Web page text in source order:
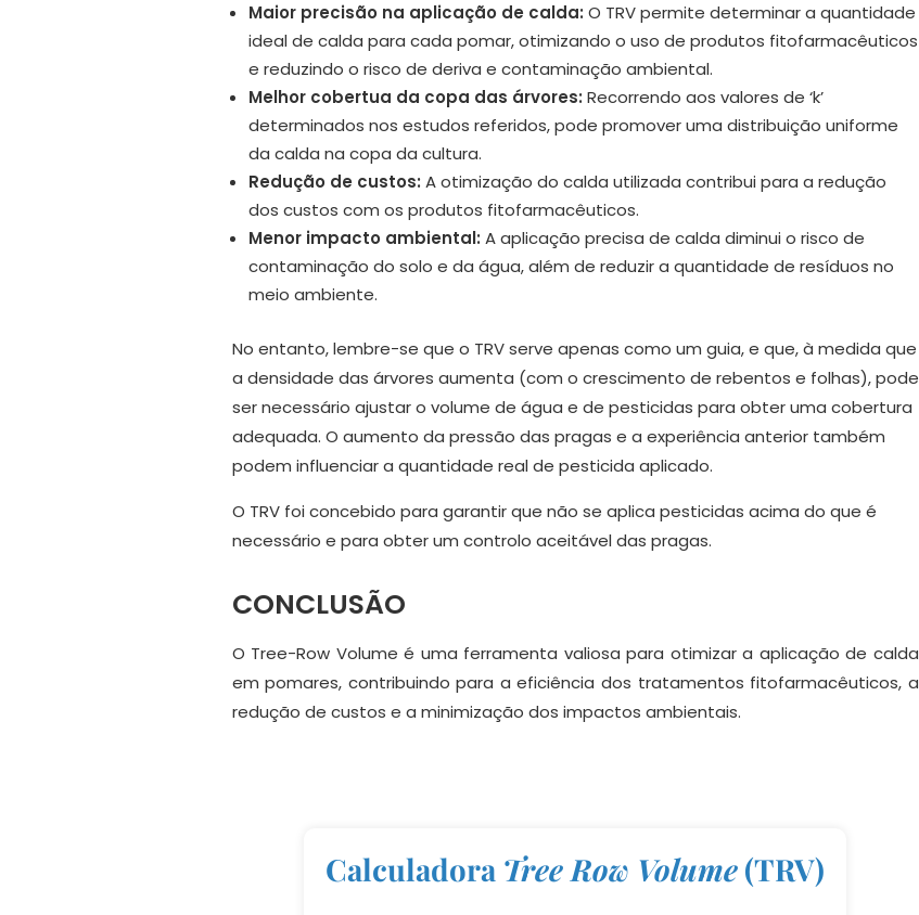
Maior precisão na aplicação de calda: O TRV permite determinar a quantidade
ideal de calda para cada pomar, otimizando o uso de produtos fitofarmacêuticos
e reduzindo o risco de deriva e contaminação ambiental.
Melhor cobertua da copa das árvores: Recorrendo aos valores de ‘k’
determinados nos estudos referidos, pode promover uma distribuição uniforme
da calda na copa da cultura.
Redução de custos: A otimização do calda utilizada contribui para a redução
dos custos com os produtos fitofarmacêuticos.
Menor impacto ambiental: A aplicação precisa de calda diminui o risco de
contaminação do solo e da água, além de reduzir a quantidade de resíduos no
meio ambiente.
No entanto, lembre-se que o TRV serve apenas como um guia, e que, à medida que
a densidade das árvores aumenta (com o crescimento de rebentos e folhas), pode
ser necessário ajustar o volume de água e de pesticidas para obter uma cobertura
adequada. O aumento da pressão das pragas e a experiência anterior também
podem influenciar a quantidade real de pesticida aplicado.
O TRV foi concebido para garantir que não se aplica pesticidas acima do que é
necessário e para obter um controlo aceitável das pragas.
CONCLUSÃO
O Tree-Row Volume é uma ferramenta valiosa para otimizar a aplicação de calda
em pomares, contribuindo para a eficiência dos tratamentos fitofarmacêuticos, a
redução de custos e a minimização dos impactos ambientais.
Calculadora Tree Row Volume(TRV)